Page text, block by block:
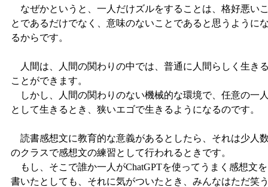
なぜかというと、一人だけズルをすることは、格好悪い
とであるだけでなく、意味のないことであると思うように
るからです。
人間は、人間の関わりの中では、普通に人間らしく生き
ことができます。
しかし、人間の関わりのない機械的な環境で、任意の一
として生きるとき、狭いエゴで生きるようになるのです。
読書感想文に教育的な意義があるとしたら、それは少人
のクラスで感想文の練習として行われるときです。
もし、そこで誰か一人がChatGPTを使ってうまく感想文を
書いたとしても、それに気がついたとき、みんなはただ笑